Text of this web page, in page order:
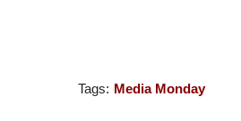
Tags: Media Monday